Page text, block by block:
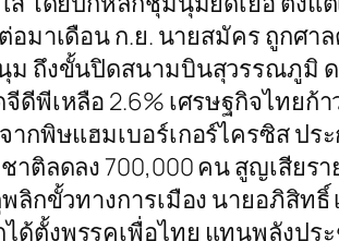
อมาเดือน ก.ย. นายสมัคร ถูกศ
ม ถึงขั้นปิดสนามบินสุวรรณภูมิ
ดีพีเหลือ 2.6% เศรษฐกิจไทยก้
ากพิษแฮมเบอร์เกอร์ไครซิส ป
าติลดลง 700,000 คน สูญเสีย
พลิกขั้วทางการเมือง นายอภิสิท
ด้ตั้งพรรคเพื่อไทย แทนพลังปร